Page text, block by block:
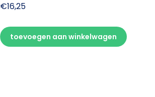
€16,25
toevoegen aan winkelwagen